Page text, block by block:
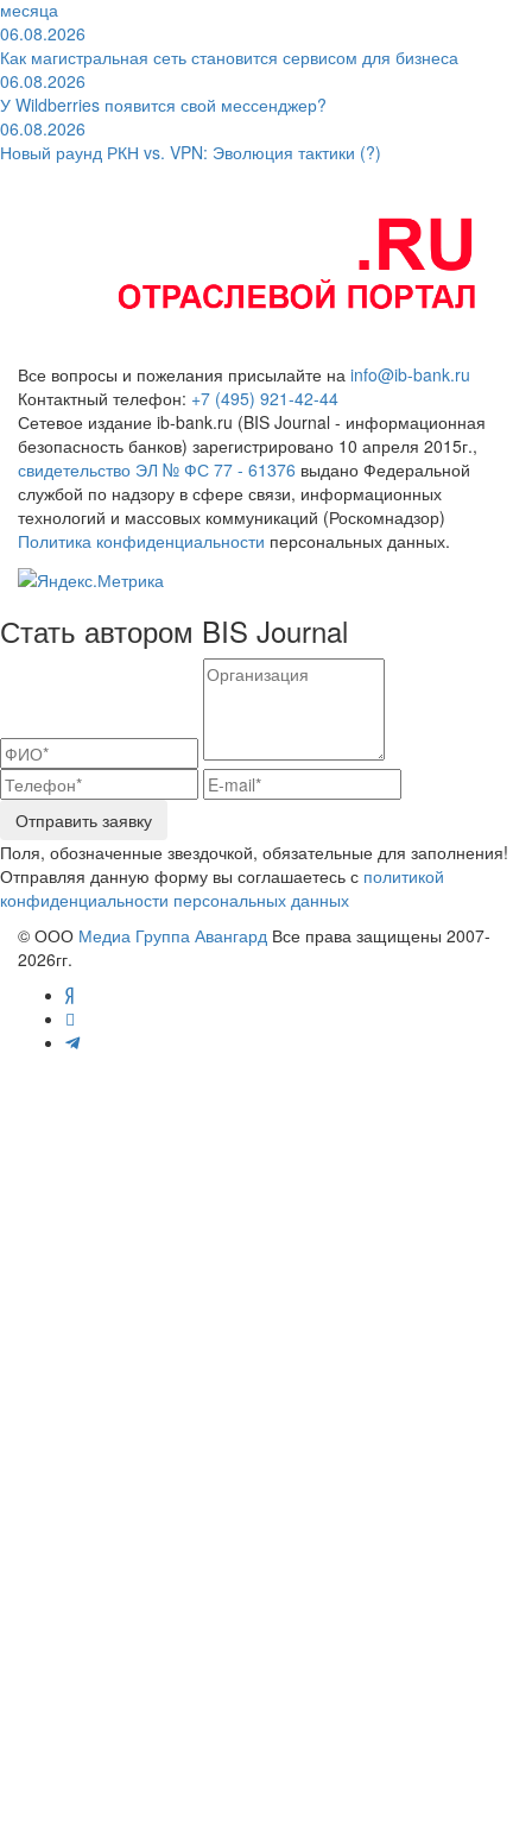
месяца
06.08.2026
Как магистральная сеть становится сервисом для бизнеса
06.08.2026
У Wildberries появится свой мессенджер?
06.08.2026
Новый раунд РКН vs. VPN: Эволюция тактики (?)
Все вопросы и пожелания присылайте на info@ib-bank.ru
Контактный телефон: +7 (495) 921-42-44
Сетевое издание ib-bank.ru (BIS Journal - информационная
безопасность банков) зарегистрировано 10 апреля 2015г.,
свидетельство ЭЛ № ФС 77 - 61376 выдано Федеральной
службой по надзору в сфере связи, информационных
технологий и массовых коммуникаций (Роскомнадзор)
Политика конфиденциальности персональных данных.
Стать автором BIS Journal
Отправить заявку
Поля, обозначенные звездочкой, обязательные для заполнения!
Отправляя данную форму вы соглашаетесь с политикой
конфиденциальности персональных данных
© ООО Медиа Группа Авангард Все права защищены 2007-
2026гг.